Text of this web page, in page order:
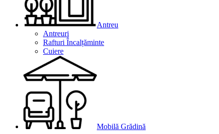
Antreu
Antreuri
Rafturi Încalțăminte
Cuiere
Mobilă Grădină